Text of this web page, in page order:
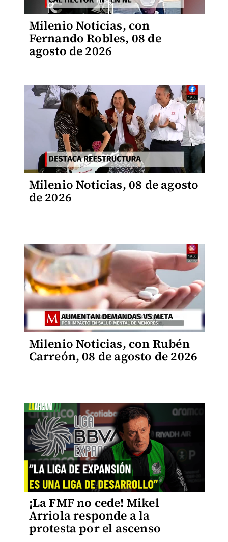
Milenio Noticias, con
Fernando Robles, 08 de
agosto de 2026
Milenio Noticias, 08 de agosto
de 2026
Milenio Noticias, con Rubén
Carreón, 08 de agosto de 2026
¡La FMF no cede! Mikel
Arriola responde a la
protesta por el ascenso